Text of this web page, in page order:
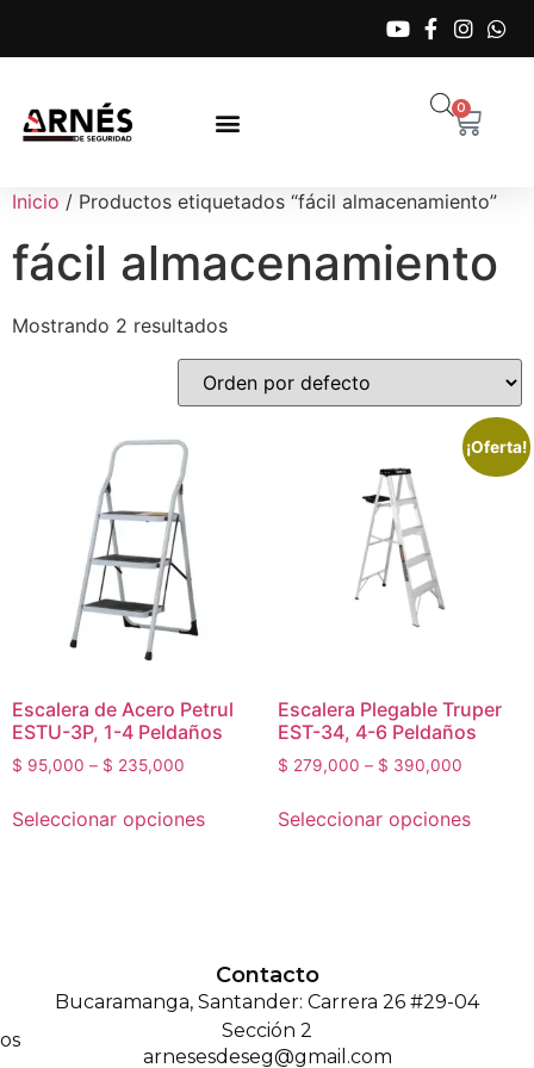
0
Inicio / Productos etiquetados “fácil almacenamiento”
fácil almacenamiento
Mostrando 2 resultados
Escalera de Acero Petrul
ESTU-3P, 1-4 Peldaños
$ 95,000 – $ 235,000
Seleccionar opciones
¡Oferta!
Escalera Plegable Truper
EST-34, 4-6 Peldaños
$ 279,000 – $ 390,000
Seleccionar opciones
Contacto
Bucaramanga, Santander: Carrera 26 #29-04
Sección 2
arnesesdeseg@gmail.com